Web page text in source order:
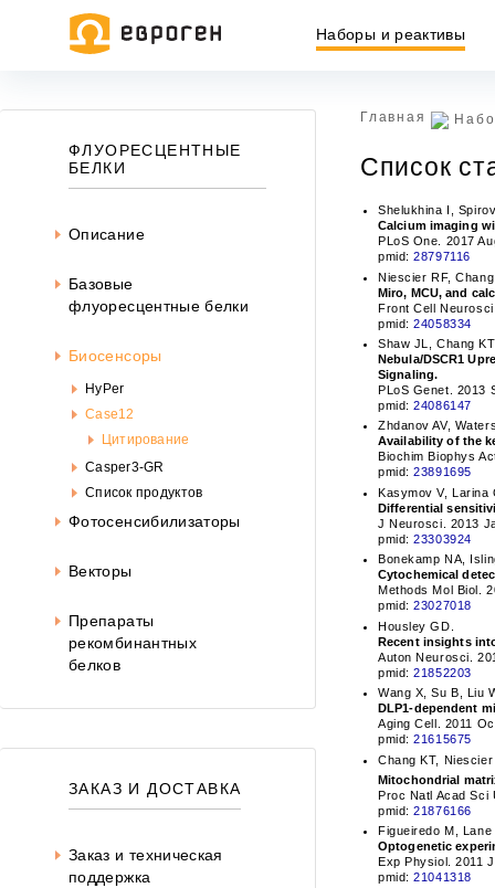
Наборы и реактивы
ФЛУОРЕСЦЕНТНЫЕ
БЕЛКИ
Описание
Базовые
флуоресцентные белки
Биосенсоры
HyPer
Case12
Цитирование
Casper3-GR
Список продуктов
Фотосенсибилизаторы
Векторы
Препараты
рекомбинантных
белков
ЗАКАЗ И ДОСТАВКА
Заказ и техническая
поддержка
Главная
Список
Shelukhina I,
Calcium imaging
PLoS One. 2017
pmid:28797116
Niescier RF,
Miro, MCU, and
Front Cell
pmid:24058334
Shaw JL, Chang
Nebula/DSCR1
Signaling.
PLoS Genet. 2013
pmid:24086147
Zhdanov AV,
Availability of the
Biochim Biophys
pmid:23891695
Kasymov V, Larina
Differential
J Neurosci. 2013
pmid:23303924
Bonekamp NA,
Cytochemical
Methods Mol Biol.
pmid:23027018
Housley GD.
Recent insights
Auton Neurosci.
pmid:21852203
Wang X, Su B, Liu
DLP1-dependent
Aging Cell. 2011
pmid:21615675
Chang KT,
Mitochondrial
Proc Natl Acad Sci
pmid:21876166
Figueiredo M,
Optogenetic
Exp Physiol. 2011
pmid:21041318
Информация, представленная на сайте, носит
437 ГК РФ.
Окончательная цена товара указывается в документе на